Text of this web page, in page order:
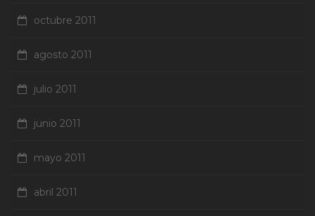
octubre 2011
agosto 2011
julio 2011
junio 2011
mayo 2011
abril 2011